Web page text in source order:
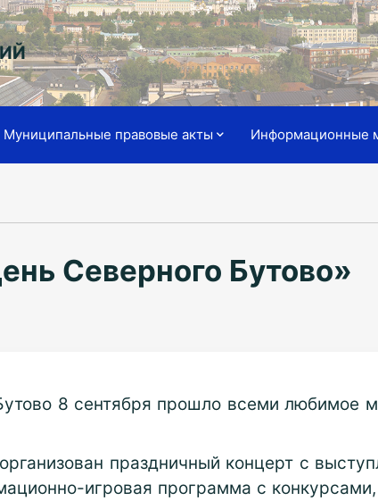
Муниципальные правовые акты Информационные
Северного Бутово»
8 сентября прошло всеми любимое
праздничный концерт с
игровая программа с